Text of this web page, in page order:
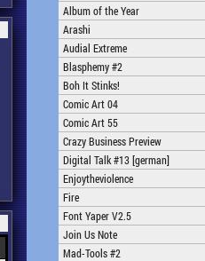
Album of the Year
Arashi
Audial Extreme
Blasphemy #2
Boh It Stinks!
Comic Art 04
Comic Art 55
Crazy Business Preview
Digital Talk #13 [german]
Enjoytheviolence
Fire
Font Yaper V2.5
Join Us Note
Mad-Tools #2